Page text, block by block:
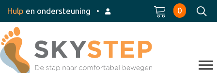
Hulp en ondersteuning • 0